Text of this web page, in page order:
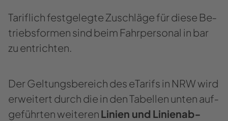
Ta­rif­lich fest­ge­leg­te Zu­schlä­ge für diese Be­
triebs­for­men sind beim Fahr­per­so­nal in bar
zu ent­rich­ten.
Der Gel­tungs­be­reich des eTa­rifs in NRW wird
er­wei­tert durch die in den Ta­bel­len unten auf­
ge­führ­ten wei­te­ren Li­ni­en und Li­ni­en­ab­